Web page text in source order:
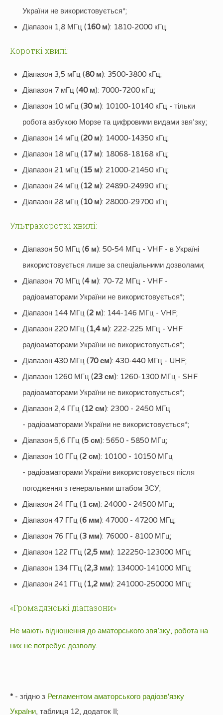
України не використовується*;
Діапазон 1,8 МГц (160 м): 1810-2000 кГц.
Короткі хвилі:
Діапазон 3,5 мГц (80 м): 3500-3800 кГц;
Діапазон 7 мГц (40 м): 7000-7200 кГц;
Діапазон 10 мГц (30 м): 10100-10140 кГц - тільки
робота азбукою Морзе та цифровими видами звя’зку;
Діапазон 14 мГц (20 м): 14000-14350 кГц;
Діапазон 18 мГц (17 м): 18068-18168 кГц;
Діапазон 21 мГц (15 м): 21000-21450 кГц;
Діапазон 24 мГц (12 м): 24890-24990 кГц;
Діапазон 28 мГц (10 м): 28000-29700 кГц.
Ультракороткі хвилі:
Діапазон 50 МГц (6 м): 50-54 МГц - VHF - в Україні
використовується лише за спеціальними дозволами;
Діапазон 70 МГц (4 м): 70-72 МГц - VHF -
радіоаматорами України не використовується*;
Діапазон 144 МГц (2 м): 144-146 МГц - VHF;
Діапазон 220 МГц (1,4 м): 222-225 МГц - VHF
радіоаматорами України не використовується*;
Діапазон 430 МГц (70 см): 430-440 МГц - UHF;
Діапазон 1260 МГц (23 см): 1260-1300 МГц - SHF
радіоаматорами України не використовується*;
Діапазон 2,4 ГГц (12 см): 2300 - 2450 МГц
- радіоаматорами України не використовується*;
Діапазон 5,6 ГГц (5 см): 5650 - 5850 МГц;
Діапазон 10 ГГц (2 см): 10100 - 10150 МГц
- радіоаматорами України використовується після
погодження з генеральнми штабом ЗСУ;
Діапазон 24 ГГц (1 см): 24000 - 24500 МГц;
Діапазон 47 ГГц (6 мм): 47000 - 47200 МГц;
Діапазон 76 ГГц (3 мм): 76000 - 8100 МГц;
Діапазон 122 ГГц (2,5 мм): 122250-123000 МГц;
Діапазон 134 ГГц (2,3 мм): 134000-141000 МГц;
Діапазон 241 ГГц (1,2 мм): 241000-250000 МГц;
«Громадянські діапазони»
Не мають відношення до аматорського звя’зку, робота на
них не потребує дозволу.
* - згідно з Регламентом аматорського радіозв'язку
України, таблиця 12, додаток ІІ;